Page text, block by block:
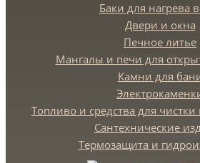
Баки для нагрева
Двери и окна
Печное литье
Мангалы и печи для
Камни для
Топливо и средства для
Сантехнические
Термозащита и